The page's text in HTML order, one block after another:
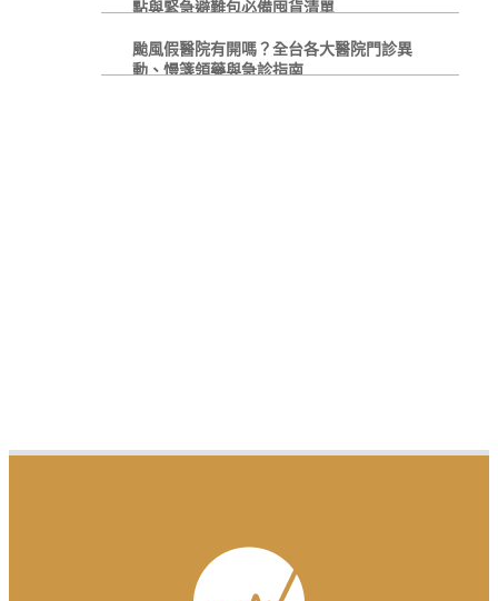
點與緊急避難包必備囤貨清單
颱風假醫院有開嗎？全台各大醫院門診異
動、慢箋領藥與急診指南